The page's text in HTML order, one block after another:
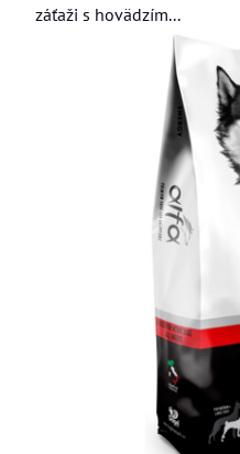
záťaži s hovädzím...